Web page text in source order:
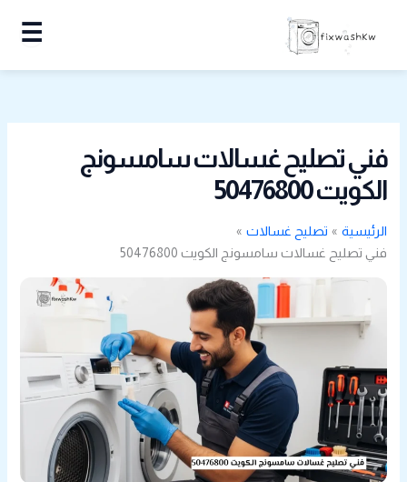
☰
فني تصليح غسالات سامسونج
الكويت 50476800
الرئيسية
تصليح غسالات
فني تصليح غسالات سامسونج الكويت 50476800